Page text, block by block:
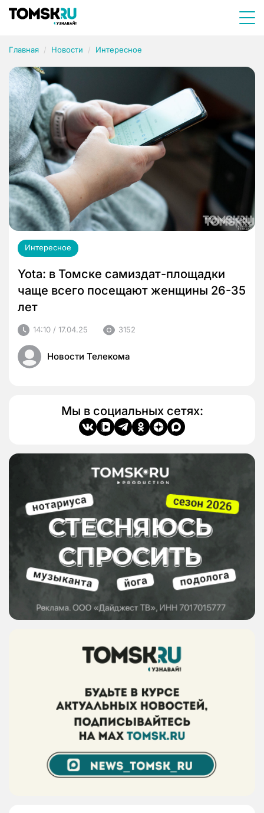
Главная Новости Интересное
Интересное
Yota: в Томске самиздат-площадки
чаще всего посещают женщины 26-35
лет
14:10 / 17.04.25 3152
Новости Телекома
Мы в социальных сетях: